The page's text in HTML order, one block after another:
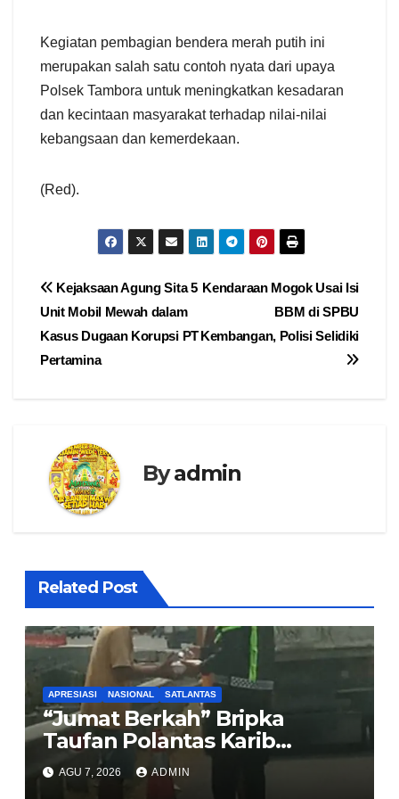
Kegiatan pembagian bendera merah putih ini
merupakan salah satu contoh nyata dari upaya
Polsek Tambora untuk meningkatkan kesadaran
dan kecintaan masyarakat terhadap nilai-nilai
kebangsaan dan kemerdekaan.
(Red).
Navigasi
pos
Kendaraan Mogok Usai Isi
BBM di SPBU
Kembangan, Polisi Selidiki
Kejaksaan Agung Sita 5
Unit Mobil Mewah dalam
Kasus Dugaan Korupsi PT
Pertamina
Byadmin
Related Post
APRESIASI NASIONAL SATLANTAS
“Jumat Berkah” Bripka
Taufan Polantas Karib
Bagikan Nasi Kotak untuk
Sopir Truk yang Mogok di KM
AGU 7, 2026 ADMIN